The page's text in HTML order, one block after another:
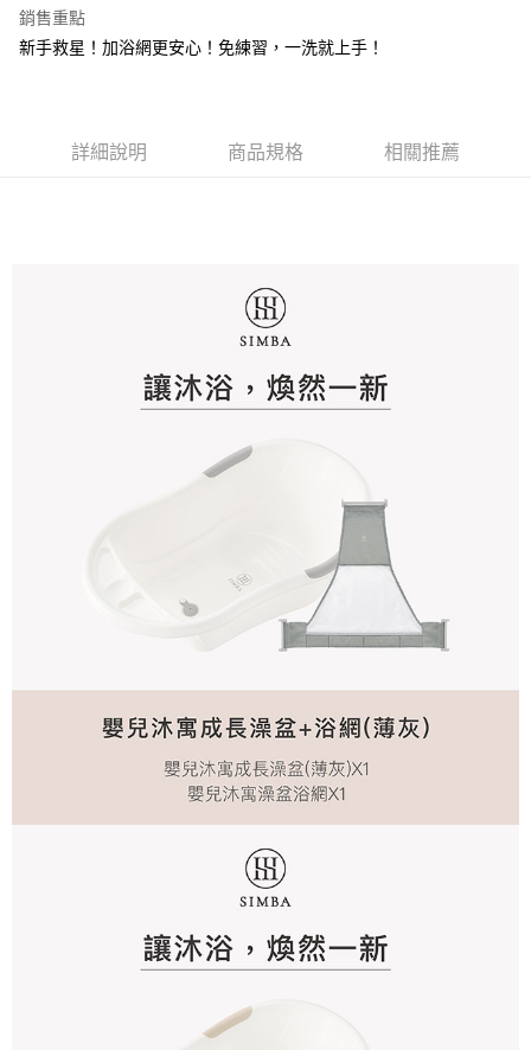
易，需依本服務之必要範圍內提供個人資料，並將交易相關給付款項請求債
權轉讓予恩沛科技股份有限公司。
２．關於個人資料處理事宜，請瀏覽以下網址：
４．使用「AFTEE先享後付」時，將依據個別帳號之用戶狀況，依本公司即
銷售重點
新手救星！加浴網更安心！免練習，一洗就上手！
詳細說明 商品規格 相關推薦